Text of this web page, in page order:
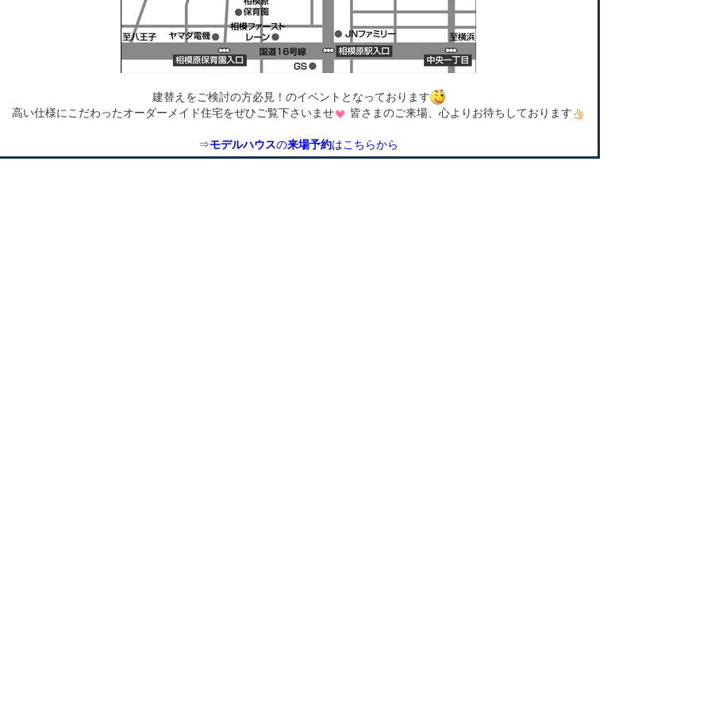
建替えをご検討の方必見！のイベントとなっております
高い仕様にこだわったオーダーメイド住宅をぜひご覧下さいませ
皆さまのご来場、心よりお待ちしております
⇒モデルハウスの来場予約はこちらから